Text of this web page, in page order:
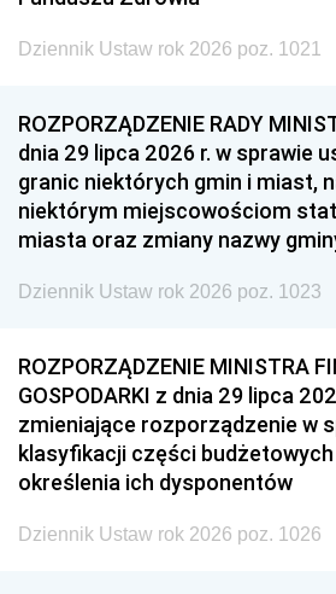
Dziennik Ustaw rok 2026 poz. 1021
ROZPORZĄDZENIE RADY
dnia 29 lipca 2026 r. w sprawie
granic niektórych gmin i miast,
niektórym miejscowościom
miasta oraz zmiany nazwy
Dziennik Ustaw rok 2026 poz. 1023
ROZPORZĄDZENIE MINISTRA
GOSPODARKI z dnia 29 lipca
zmieniające rozporządzenie w
klasyfikacji części
określenia ich dysponentów
Dziennik Ustaw rok 2026 poz. 1026